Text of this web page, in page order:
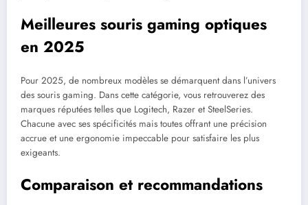
Meilleures souris gaming optiques
en 2025
Pour 2025, de nombreux modèles se démarquent dans l’univers
des souris gaming. Dans cette catégorie, vous retrouverez des
marques réputées telles que Logitech, Razer et SteelSeries.
Chacune avec ses spécificités mais toutes offrant une précision
accrue et une ergonomie impeccable pour satisfaire les plus
exigeants.
Comparaison et recommandations